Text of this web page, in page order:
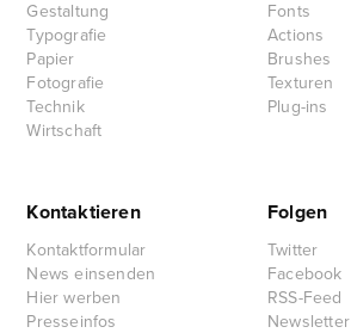
Gestaltung
Typografie
Papier
Fotografie
Technik
Wirtschaft
Fonts
Actions
Brushes
Texturen
Plug-ins
Kontaktieren
Kontaktformular
News einsenden
Hier werben
Presseinfos
Folgen
Twitter
Facebook
RSS-Feed
Newsletter